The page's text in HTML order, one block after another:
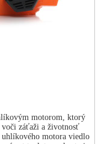
motorom, ktorý
záťaži a životnosť
motora viedlo